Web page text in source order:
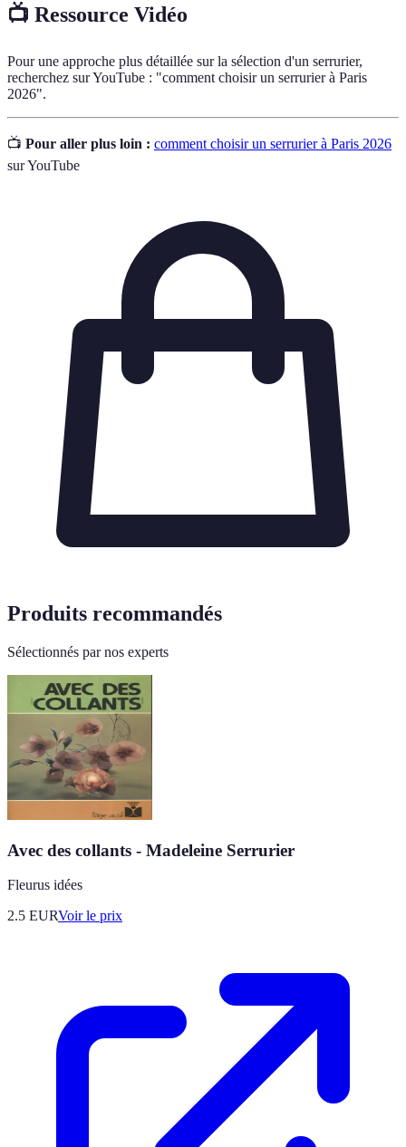
📺 Ressource Vidéo
Pour une approche plus détaillée sur la sélection d'un serrurier,
recherchez sur YouTube : "comment choisir un serrurier à Paris
2026".
📺 Pour aller plus loin : comment choisir un serrurier à Paris 2026
sur YouTube
Produits recommandés
Sélectionnés par nos experts
Avec des collants - Madeleine Serrurier
Fleurus idées
2.5 EURVoir le prix